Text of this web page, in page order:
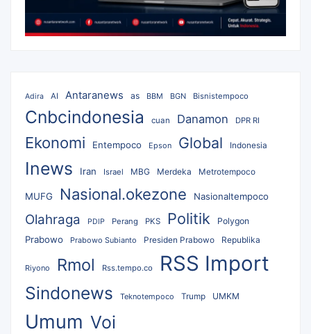
Adira AI Antaranews as BBM BGN Bisnistempoco
Cnbcindonesia cuan Danamon DPR RI
Ekonomi Entempoco Epson Global Indonesia
Inews Iran Israel MBG Merdeka Metrotempoco
MUFG Nasional.okezone Nasionaltempoco
Olahraga PDIP Perang PKS Politik Polygon
Prabowo Prabowo Subianto Presiden Prabowo Republika
Riyono Rmol Rss.tempo.co RSS Import
Sindonews Teknotempoco Trump UMKM
Umum Voi